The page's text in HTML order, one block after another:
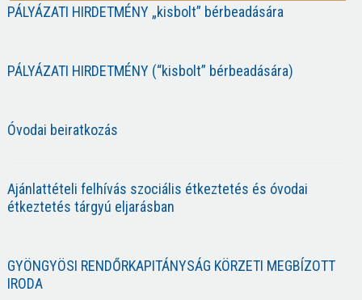
PÁLYÁZATI HIRDETMÉNY „kisbolt” bérbeadására
PÁLYÁZATI HIRDETMÉNY (“kisbolt” bérbeadására)
Óvodai beiratkozás
Ajánlattételi felhívás szociális étkeztetés és óvodai
étkeztetés tárgyú eljarásban
GYÖNGYÖSI RENDŐRKAPITÁNYSÁG KÖRZETI MEGBÍZOTT
IRODA